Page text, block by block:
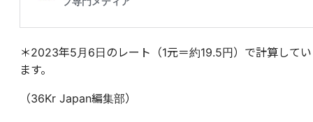
＊2023年5月6日のレート（1元＝約19.5円）で計算してい
ます。
（36Kr Japan編集部）